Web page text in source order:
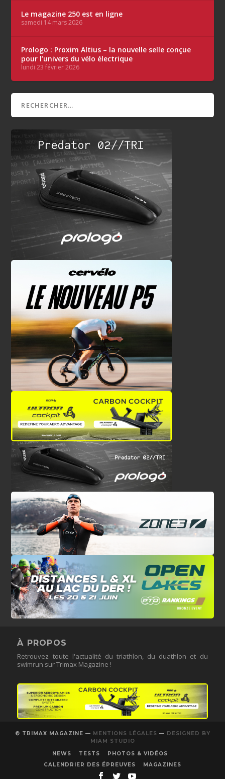
Le magazine 250 est en ligne
samedi 14 mars 2026
Prologo : Proxim Altius – la nouvelle selle conçue
pour l’univers du vélo électrique
lundi 23 février 2026
À PROPOS
Retrouvez toute l'actualité du triathlon, du duathlon et du
swimrun sur Trimax Magazine !
© TRIMAX MAGAZINE — MENTIONS LÉGALES — DESIGNED BY
MIAM STUDIO
NEWS
TESTS
PHOTOS & VIDÉOS
CALENDRIER DES ÉPREUVES
MAGAZINES